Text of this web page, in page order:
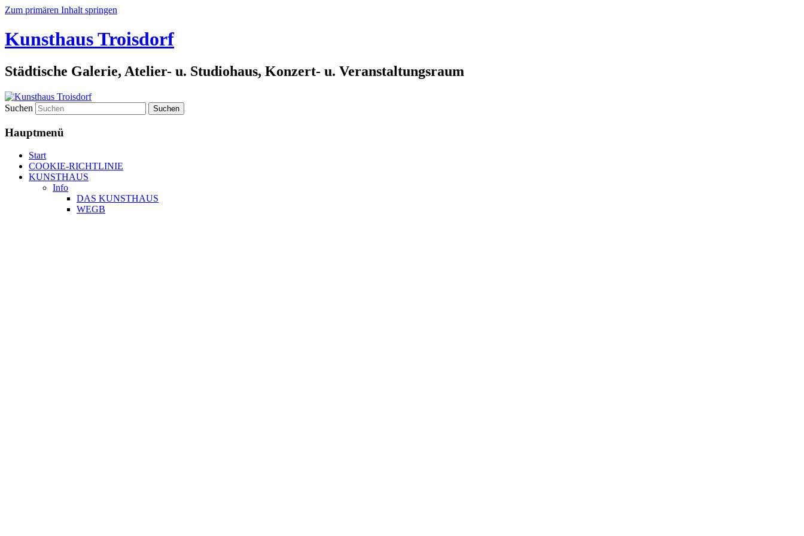
Zum primären Inhalt springen
Kunsthaus Troisdorf
Städtische Galerie, Atelier- u. Studiohaus, Konzert- u. Veranstaltungsraum
Suchen
Hauptmenü
Start
COOKIE-RICHTLINIE
KUNSTHAUS
Info
DAS KUNSTHAUS
WEGB